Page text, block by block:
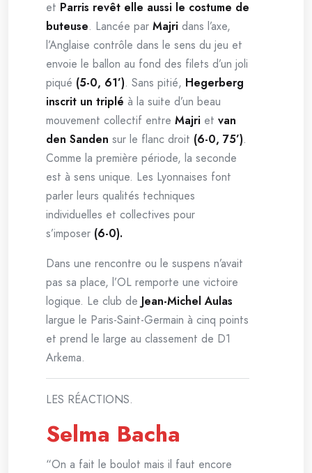
et Parris revêt elle aussi le costume de
buteuse. Lancée par Majri dans l’axe,
l’Anglaise contrôle dans le sens du jeu et
envoie le ballon au fond des filets d’un joli
piqué (5-0, 61’). Sans pitié, Hegerberg
inscrit un triplé à la suite d’un beau
mouvement collectif entre Majri et van
den Sanden sur le flanc droit (6-0, 75’).
Comme la première période, la seconde
est à sens unique. Les Lyonnaises font
parler leurs qualités techniques
individuelles et collectives pour
s’imposer (6-0).
Dans une rencontre ou le suspens n’avait
pas sa place, l’OL remporte une victoire
logique. Le club de Jean-Michel Aulas
largue le Paris-Saint-Germain à cinq points
et prend le large au classement de D1
Arkema.
LES RÉACTIONS.
Selma Bacha
“On a fait le boulot mais il faut encore